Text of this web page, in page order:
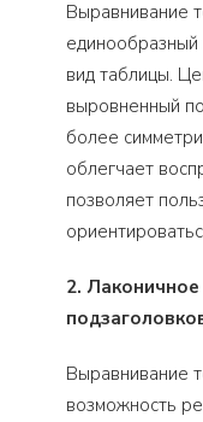
Выравнивание
единообразный
вид таблицы.
выровненный
более
облегчает
позволяет
2.
Выравнивание
возможность